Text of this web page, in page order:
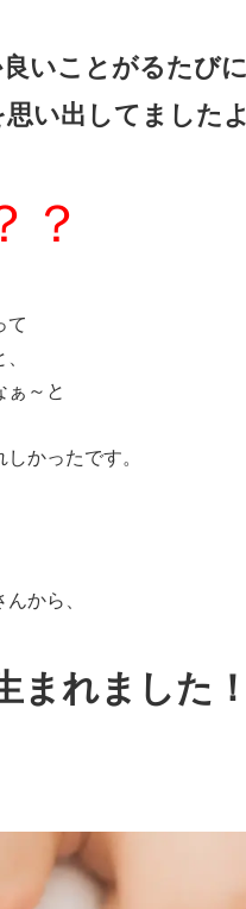
良いことがるたび
い出してました
？
て
ぁ～と
かったです。
から、
まれました